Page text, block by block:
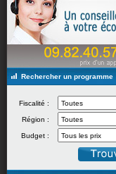
Rechercher un programme
Fiscalité :
Région :
Budget :